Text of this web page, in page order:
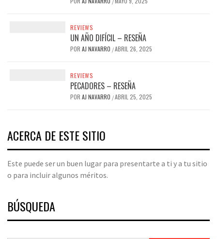
REVIEWS
UN AÑO DIFÍCIL – RESEÑA
POR AJ NAVARRO /ABRIL 26, 2025
REVIEWS
PECADORES – RESEÑA
POR AJ NAVARRO /ABRIL 25, 2025
ACERCA DE ESTE SITIO
Este puede ser un buen lugar para presentarte a ti y a tu sitio
o para incluir algunos méritos.
BÚSQUEDA